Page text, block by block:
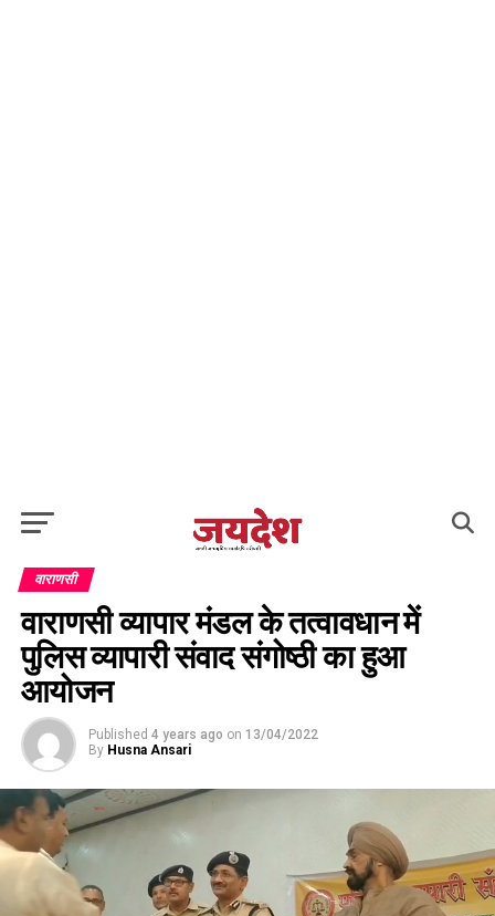
वाराणसी
वाराणसी व्यापार मंडल के तत्वावधान में
पुलिस व्यापारी संवाद संगोष्ठी का हुआ
आयोजन
Published 4 years ago on 13/04/2022
By Husna Ansari